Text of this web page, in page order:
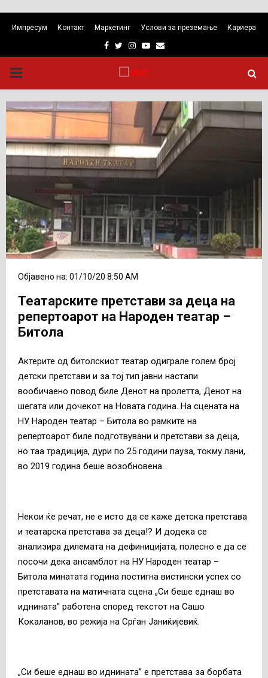
Импресум Контакт Маркетинг Услови за преземање Кариера
Facebook
TwitterInstagram
Youtube
Email
PRIMARY
MENU
Објавено на: 01/10/20 8:50 AM
Театарските претстави за деца на
репертоарот на Народен театар –
Битола
Актерите од битолскиот театар одиграле голем број
детски претстави и за тој тип јавни настапи
вообичаено повод биле Денот на пролетта, Денот на
шегата или дочекот на Новата година. На сцената на
НУ Народен театар – Битола во рамките на
репертоарот биле подготвувани и претстави за деца,
но таа традиција, дури по 25 години пауза, токму лани,
во 2019 година беше возобновена.
Некои ќе речат, не е исто да се каже детска претстава
и театарска претстава за деца!? И додека се
анализира дилемата на дефиницијата, полесно е да се
посочи дека ансамблот на НУ Народен театар –
Битола минатата година постигна вистински успех со
претставата на матичната сцена „Си беше еднаш во
иднината” работена според текстот на Сашо
Кокаланов, во режија на Срѓан Јаниќијевиќ.
„Си беше еднаш во иднината” е претстава за борбата